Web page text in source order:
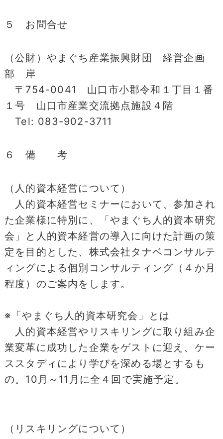
５ お問合せ
（公財）やまぐち産業振興財団 経営企画
部 岸
〒754-0041 山口市小郡令和１丁目１番
１号 山口市産業交流拠点施設４階
Tel: 083-902-3711
６ 備 考
（人的資本経営について）
人的資本経営セミナーにおいて、参加され
た企業様に特別に、「やまぐち人的資本研究
会」と人的資本経営の導入に向けた計画の策
定を目的とした、株式会社タナベコンサルテ
ィングによる個別コンサルティング（４か月
程度）のご案内をします。
※「やまぐち人的資本研究会」とは
人的資本経営やリスキリングに取り組み企
業変革に成功した企業をゲストに迎え、ケー
ススタディにより学びを深める場とするも
の。10月～11月に全４回で実施予定。
（リスキリングについて）